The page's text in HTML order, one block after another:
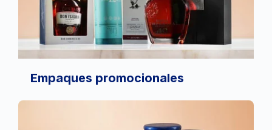
Empaques promocionales